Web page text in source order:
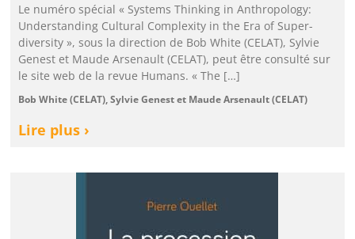
Le numéro spécial « Systems Thinking in Anthropology:
Understanding Cultural Complexity in the Era of Super-
diversity », sous la direction de Bob White (CELAT), Sylvie
Genest et Maude Arsenault (CELAT), peut être consulté sur
le site web de la revue Humans. « The […]
Bob White (CELAT), Sylvie Genest et Maude Arsenault (CELAT)
Lire plus ›